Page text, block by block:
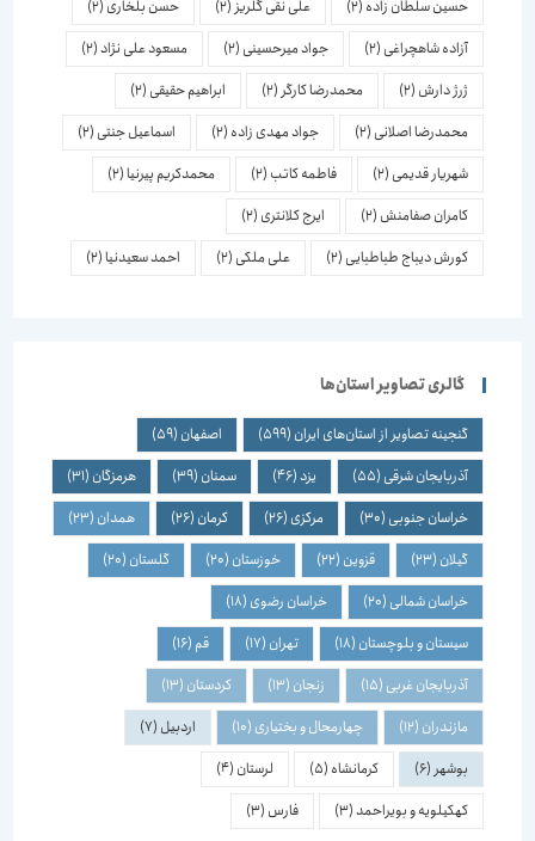
حسین سلطان زاده(2) علی نقی گلریز(2) حسن بلخاری(2)
آزاده شاهچراغی(2) جواد میرحسینی(2) مسعود علی نژاد (2)
ژرژ دارش(2) محمدرضا کارگر(2) ابراهیم حقیقی(2)
محمدرضا اصلانی(2) جواد مهدی زاده(2) اسماعیل جنتی(2)
شهریار قدیمی(2) فاطمه کاتب(2) محمدکریم پیرنیا(2)
کامران صفامنش(2) ایرج کلانتری(2)
کورش دیباج طباطبایی(2) علی ملکی(2) احمد سعیدنیا(2)
گالری تصاویر استان‌ها
گنجینه تصاویر از استان‌های ایران(599) اصفهان(59)
آذربایجان شرقی(55)
(46) سمنان(39) هرمزگان(31)
خراسان جنوبی(30) مرکزی(26) کرمان(26) همدان(23)
گیلان(23) قزوین(22) خوزستان(20) گلستان(20)
خراسان شمالی(20) خراسان رضوی(18)
سیستان و بلوچستان(18) تهران(17)
(16)
آذربایجان غربی(15) زنجان(13) کردستان(13)
مازندران(12) چهارمحال و بختیاری(10) اردبیل(7)
بوشهر(6) کرمانشاه(5) لرستان(4)
کهکیلویه و بویراحمد(3) فارس(3)